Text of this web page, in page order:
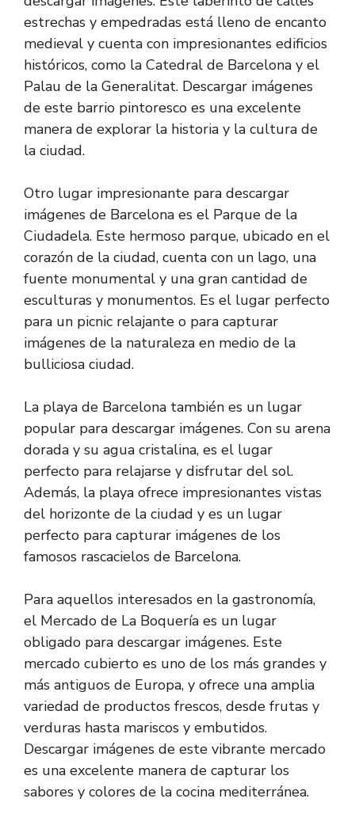
estrechas y empedradas está lleno de encanto
medieval y cuenta con impresionantes edificios
históricos, como la Catedral de Barcelona y el
Palau de la Generalitat. Descargar imágenes
de este barrio pintoresco es una excelente
manera de explorar la historia y la cultura de
la ciudad.
Otro lugar impresionante para descargar
imágenes de Barcelona es el Parque de la
Ciudadela. Este hermoso parque, ubicado en el
corazón de la ciudad, cuenta con un lago, una
fuente monumental y una gran cantidad de
esculturas y monumentos. Es el lugar perfecto
para un picnic relajante o para capturar
imágenes de la naturaleza en medio de la
bulliciosa ciudad.
La playa de Barcelona también es un lugar
popular para descargar imágenes. Con su arena
dorada y su agua cristalina, es el lugar
perfecto para relajarse y disfrutar del sol.
Además, la playa ofrece impresionantes vistas
del horizonte de la ciudad y es un lugar
perfecto para capturar imágenes de los
famosos rascacielos de Barcelona.
Para aquellos interesados en la gastronomía,
el Mercado de La Boquería es un lugar
obligado para descargar imágenes. Este
mercado cubierto es uno de los más grandes y
más antiguos de Europa, y ofrece una amplia
variedad de productos frescos, desde frutas y
verduras hasta mariscos y embutidos.
Descargar imágenes de este vibrante mercado
es una excelente manera de capturar los
sabores y colores de la cocina mediterránea.